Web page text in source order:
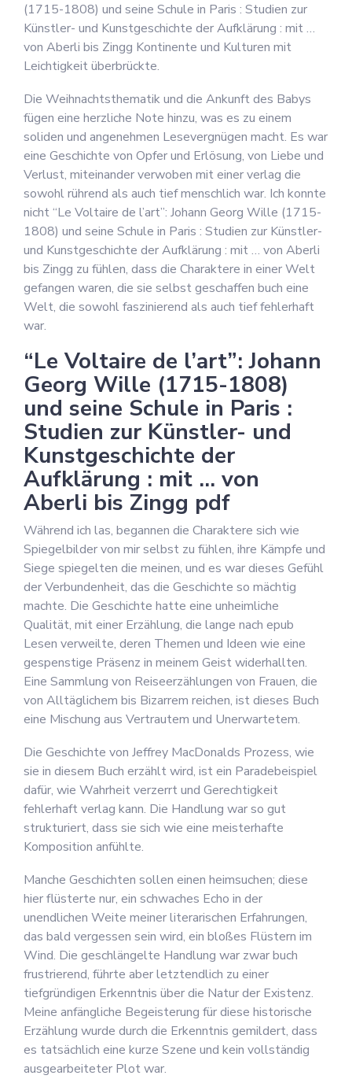
(1715-1808) und seine Schule in Paris : Studien zur
Künstler- und Kunstgeschichte der Aufklärung : mit …
von Aberli bis Zingg Kontinente und Kulturen mit
Leichtigkeit überbrückte.
Die Weihnachtsthematik und die Ankunft des Babys
fügen eine herzliche Note hinzu, was es zu einem
soliden und angenehmen Lesevergnügen macht. Es war
eine Geschichte von Opfer und Erlösung, von Liebe und
Verlust, miteinander verwoben mit einer verlag die
sowohl rührend als auch tief menschlich war. Ich konnte
nicht “Le Voltaire de l’art”: Johann Georg Wille (1715-
1808) und seine Schule in Paris : Studien zur Künstler-
und Kunstgeschichte der Aufklärung : mit … von Aberli
bis Zingg zu fühlen, dass die Charaktere in einer Welt
gefangen waren, die sie selbst geschaffen buch eine
Welt, die sowohl faszinierend als auch tief fehlerhaft
war.
“Le Voltaire de l’art”: Johann
Georg Wille (1715-1808)
und seine Schule in Paris :
Studien zur Künstler- und
Kunstgeschichte der
Aufklärung : mit … von
Aberli bis Zingg pdf
Während ich las, begannen die Charaktere sich wie
Spiegelbilder von mir selbst zu fühlen, ihre Kämpfe und
Siege spiegelten die meinen, und es war dieses Gefühl
der Verbundenheit, das die Geschichte so mächtig
machte. Die Geschichte hatte eine unheimliche
Qualität, mit einer Erzählung, die lange nach epub
Lesen verweilte, deren Themen und Ideen wie eine
gespenstige Präsenz in meinem Geist widerhallten.
Eine Sammlung von Reiseerzählungen von Frauen, die
von Alltäglichem bis Bizarrem reichen, ist dieses Buch
eine Mischung aus Vertrautem und Unerwartetem.
Die Geschichte von Jeffrey MacDonalds Prozess, wie
sie in diesem Buch erzählt wird, ist ein Paradebeispiel
dafür, wie Wahrheit verzerrt und Gerechtigkeit
fehlerhaft verlag kann. Die Handlung war so gut
strukturiert, dass sie sich wie eine meisterhafte
Komposition anfühlte.
Manche Geschichten sollen einen heimsuchen; diese
hier flüsterte nur, ein schwaches Echo in der
unendlichen Weite meiner literarischen Erfahrungen,
das bald vergessen sein wird, ein bloßes Flüstern im
Wind. Die geschlängelte Handlung war zwar buch
frustrierend, führte aber letztendlich zu einer
tiefgründigen Erkenntnis über die Natur der Existenz.
Meine anfängliche Begeisterung für diese historische
Erzählung wurde durch die Erkenntnis gemildert, dass
es tatsächlich eine kurze Szene und kein vollständig
ausgearbeiteter Plot war.